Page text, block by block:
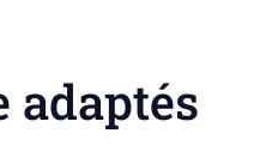
adaptés